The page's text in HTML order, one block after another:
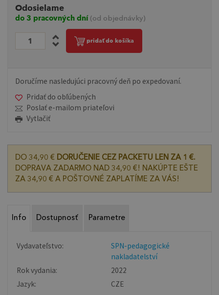
Odosielame
do 3 pracovných dní (od objednávky)
pridať do košíka
Doručíme nasledujúci pracovný deň po expedovaní.
Pridať do obľúbených
Poslať e-mailom priateľovi
Vytlačiť
DO 34,90 € DORUČENIE CEZ PACKETU LEN ZA 1 €.
DOPRAVA ZADARMO NAD 34,90 €! NAKÚPTE EŠTE
ZA 34,90 € A POŠTOVNÉ ZAPLATÍME ZA VÁS!
Info Dostupnosť Parametre
Vydavateľstvo:
SPN-pedagogické
nakladatelství
Rok vydania:
2022
Jazyk:
CZE